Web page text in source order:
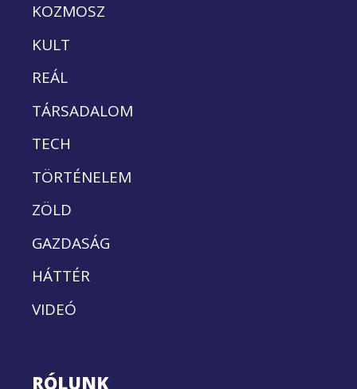
KOZMOSZ
KULT
REÁL
TÁRSADALOM
TECH
TÖRTÉNELEM
ZÖLD
GAZDASÁG
HÁTTÉR
VIDEÓ
RÓLUNK